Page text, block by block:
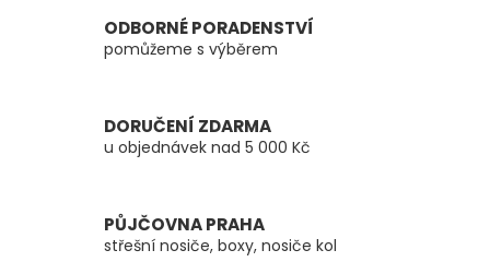
ODBORNÉ PORADENSTVÍ
pomůžeme s výběrem
DORUČENÍ ZDARMA
u objednávek nad 5 000 Kč
PŮJČOVNA PRAHA
střešní nosiče, boxy, nosiče kol